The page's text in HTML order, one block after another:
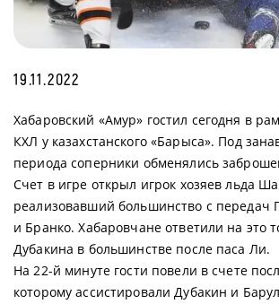
19.11.2022
Хабаровский «Амур» гостил сегодня в
КХЛ у казахстанского «Барыса». Под
периода соперники обменялись
Счет в игре открыл игрок хозяев льда
реализовавший большинство с передач
и Бранко. Хабаровчане ответили на это
Дубакина в большинстве после паса Ли.
На 22-й минуте гости повели в счете
которому ассистировали Дубакин и